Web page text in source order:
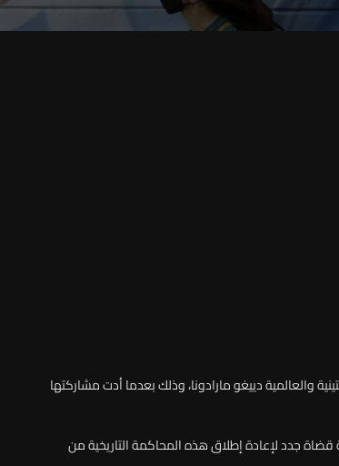
والعالمية دييغو مارادونا، وذلك بعدما أدت مشاركتها
قضاة جدد لإعادة إطلاق هذه المحاكمة التاريخية من